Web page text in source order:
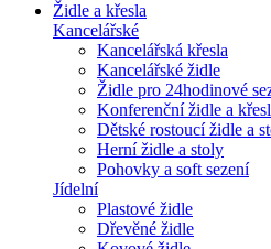
Židle a křesla
Kancelářské
Kancelářská křesla
Kancelářské židle
Židle pro 24hodinové
Konferenční židle a
Dětské rostoucí židle a
Herní židle a stoly
Pohovky a soft sezení
Jídelní
Plastové židle
Dřevěné židle